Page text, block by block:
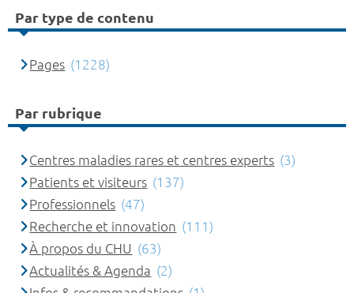
Par type de contenu
Pages (1228)
Par rubrique
Centres maladies rares et centres experts (3)
Patients et visiteurs (137)
Professionnels (47)
Recherche et innovation (111)
À propos du CHU (63)
Actualités & Agenda (2)